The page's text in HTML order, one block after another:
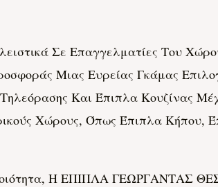
Σε Επαγγελματίες Του
Μιας Ευρείας Γκάμας
Και Έπιπλα Κουζίνας
Χώρους, Όπως Έπιπλα Κήπου,
Η ΕΠΙΠΛΑ ΓΕΩΡΓΑΝΤΑΣ